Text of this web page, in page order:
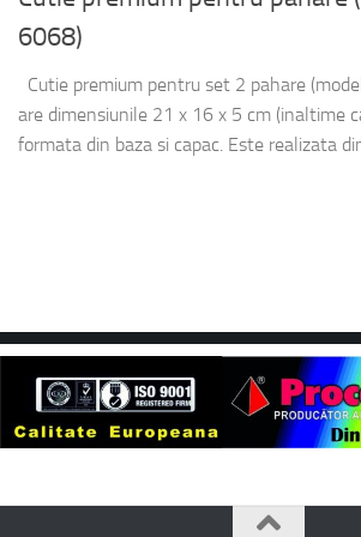
6068)
Cutie premium pentru set 2 pahare
are dimensiunile 21 x 16 x 5 cm (inaltime
formata din baza si capac. Este realizata din